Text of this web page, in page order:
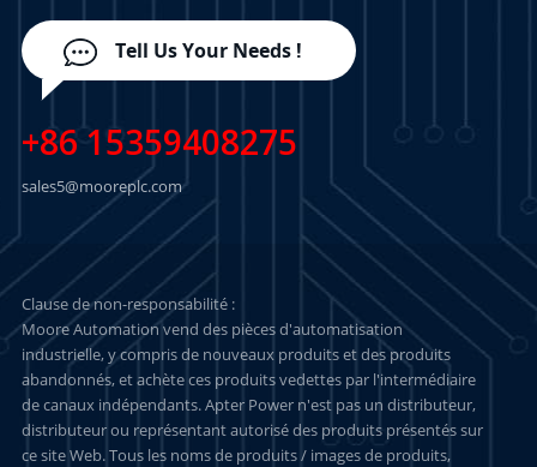
Tell Us Your Needs !
+86 15359408275
sales5@mooreplc.com
Clause de non-responsabilité :
Moore Automation vend des pièces d'automatisation
industrielle, y compris de nouveaux produits et des produits
abandonnés, et achète ces produits vedettes par l'intermédiaire
de canaux indépendants. Apter Power n'est pas un distributeur,
distributeur ou représentant autorisé des produits présentés sur
ce site Web. Tous les noms de produits / images de produits,